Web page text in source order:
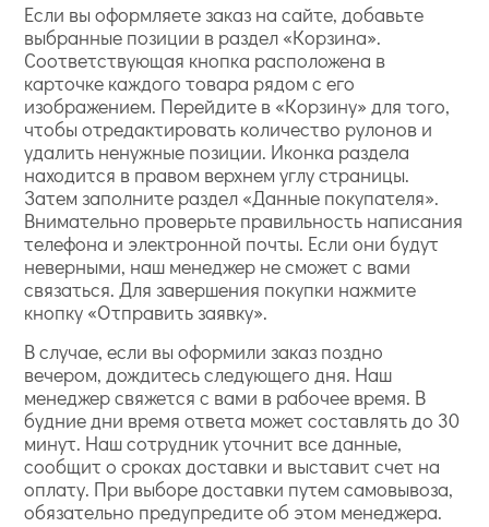
Если вы оформляете заказ на сайте, добавьте
выбранные позиции в раздел «Корзина».
Соответствующая кнопка расположена в
карточке каждого товара рядом с его
изображением. Перейдите в «Корзину» для того,
чтобы отредактировать количество рулонов и
удалить ненужные позиции. Иконка раздела
находится в правом верхнем углу страницы.
Затем заполните раздел «Данные покупателя».
Внимательно проверьте правильность написания
телефона и электронной почты. Если они будут
неверными, наш менеджер не сможет с вами
связаться. Для завершения покупки нажмите
кнопку «Отправить заявку».
В случае, если вы оформили заказ поздно
вечером, дождитесь следующего дня. Наш
менеджер свяжется с вами в рабочее время. В
будние дни время ответа может составлять до 30
минут. Наш сотрудник уточнит все данные,
сообщит о сроках доставки и выставит счет на
оплату. При выборе доставки путем самовывоза,
обязательно предупредите об этом менеджера.